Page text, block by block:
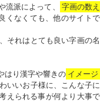
流派によって、
字画の数え
くなくても、他のサイトで
それはとても良い字画の名
はり漢字や響きの イメージ
いいお子様に、こんな子に
えられる事が何より大事で